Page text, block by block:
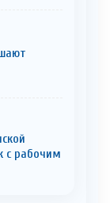
с рабочим